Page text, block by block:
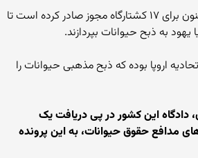
وزارتخانه تحت امر او، تا کنون برای ۱۷ کشتارگاه مجوز صادر کرده است تا
به ذبح حیوانات بپردازند.
اروپا بوده که ذبح مذهبی حیوانات را
دادگاه این کشور در پی دریافت یک
مدافع حقوق حیوانات، به این پرونده